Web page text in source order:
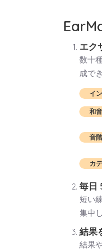
エク
数十
成で
イ
和音
音階
カ
毎日
短い
集中
結果
結果